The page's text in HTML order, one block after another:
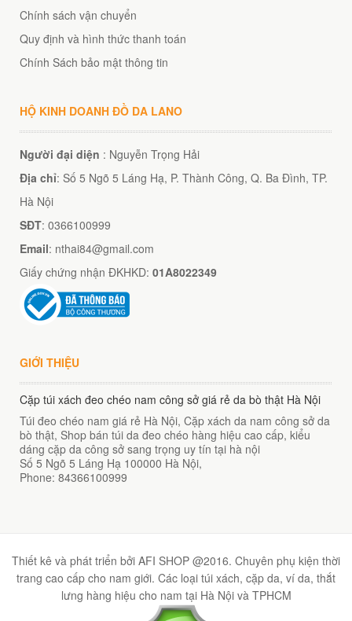
GIỎ
hàn quốc cao cấp
GIỎ
Túi đeo chéo nam công sở da bò sáp đựng tài liệu A4 KT57
Chính sách vận chuyển
Quy định và hình thức thanh toán
Chính Sách bảo mật thông tin
HỘ KINH DOANH ĐỒ DA LANO
Người đại diện : Nguyễn Trọng Hải
Địa chỉ: Số 5 Ngõ 5 Láng Hạ, P. Thành Công, Q. Ba Đình, TP.
Hà Nội
SĐT: 0366100999
Email: nthai84@gmail.com
Giấy chứng nhận ĐKHKD: 01A8022349
GIỚI THIỆU
Cặp túi xách đeo chéo nam công sở giá rẻ da bò thật Hà Nội
Túi đeo chéo nam giá rẻ Hà Nội, Cặp xách da nam công sở da
bò thật, Shop bán túi da đeo chéo hàng hiệu cao cấp, kiểu
dáng cặp da công sở sang trọng uy tín tại hà nội
Số 5 Ngõ 5 Láng Hạ 100000 Hà Nội,
Phone: 84366100999
Thiết kê và phát triển bởi AFI SHOP @2016. Chuyên phụ kiện thời
trang cao cấp cho nam giới. Các loại túi xách, cặp da, ví da, thắt
lưng hàng hiệu cho nam tại Hà Nội và TPHCM